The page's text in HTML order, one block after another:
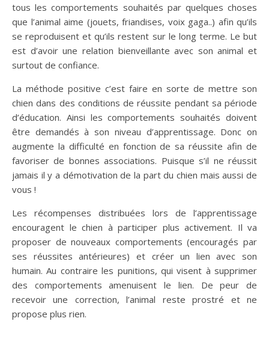
tous les comportements souhaités par quelques choses
que l’animal aime (jouets, friandises, voix gaga..) afin qu’ils
se reproduisent et qu’ils restent sur le long terme. Le but
est d’avoir une relation bienveillante avec son animal et
surtout de confiance.
La méthode positive c’est faire en sorte de mettre son
chien dans des conditions de réussite pendant sa période
d’éducation. Ainsi les comportements souhaités doivent
être demandés à son niveau d’apprentissage. Donc on
augmente la difficulté en fonction de sa réussite afin de
favoriser de bonnes associations. Puisque s’il ne réussit
jamais il y a démotivation de la part du chien mais aussi de
vous !
Les récompenses distribuées lors de l’apprentissage
encouragent le chien à participer plus activement. Il va
proposer de nouveaux comportements (encouragés par
ses réussites antérieures) et créer un lien avec son
humain. Au contraire les punitions, qui visent à supprimer
des comportements amenuisent le lien. De peur de
recevoir une correction, l’animal reste prostré et ne
propose plus rien.